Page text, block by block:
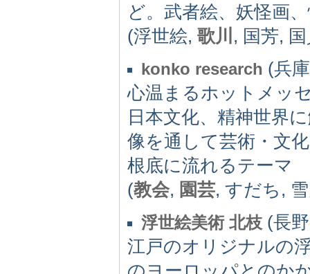
ど。武者絵、妖怪画
(浮世絵, 歌川 , 国芳,
konko research (兵
心温まるホットメッ
日本文化、精神世界
像を通して芸術・文
根底に流れるテーマ
(教会, 園芸, すだち,
浮世絵美術 北枝 (長
江戸のオリジナルの